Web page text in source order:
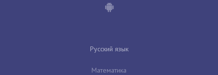
Русский язык
Математика